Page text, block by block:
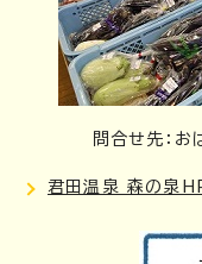
問合せ先：
君田温泉 森の泉